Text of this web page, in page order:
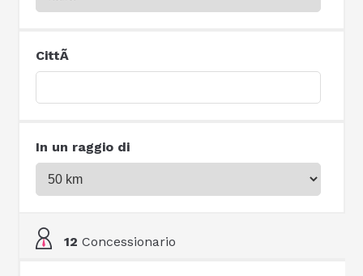
CittÃ
In un raggio di
12 Concessionario